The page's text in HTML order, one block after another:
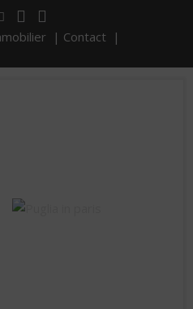
| Contact |